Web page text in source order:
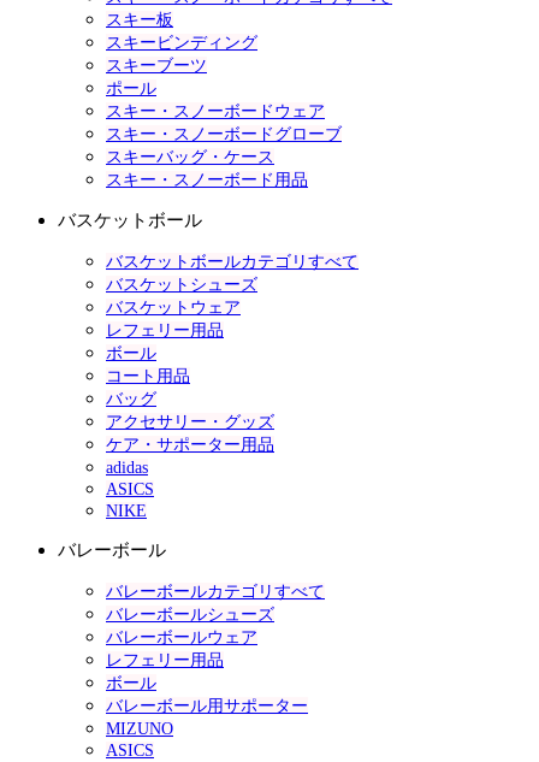
スキー板
スキービンディング
スキーブーツ
ポール
スキー・スノーボードウェア
スキー・スノーボードグローブ
スキーバッグ・ケース
スキー・スノーボード用品
バスケットボール
バスケットボールカテゴリすべて
バスケットシューズ
バスケットウェア
レフェリー用品
ボール
コート用品
バッグ
アクセサリー・グッズ
ケア・サポーター用品
adidas
ASICS
NIKE
バレーボール
バレーボールカテゴリすべて
バレーボールシューズ
バレーボールウェア
レフェリー用品
ボール
バレーボール用サポーター
MIZUNO
ASICS